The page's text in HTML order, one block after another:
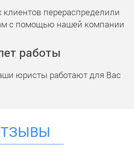
перераспределили
с помощью нашей компании
работы
юристы работают для Вас